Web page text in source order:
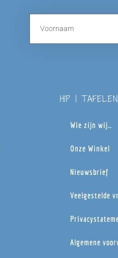
HIP | TAFELEN
Wie zijn wij…
Onze Winkel
Nieuwsbrief
Veelgestelde
Algemene